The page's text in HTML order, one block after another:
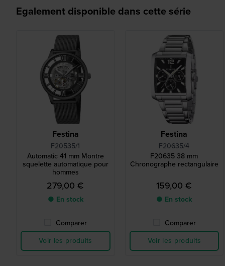
Egalement disponible dans cette série
Festina
F20535/1
Automatic 41 mm Montre
squelette automatique pour
hommes
279,00 €
● En stock
Comparer
Voir les produits
Festina
F20635/4
F20635 38 mm
Chronographe rectangulaire
159,00 €
● En stock
Comparer
Voir les produits